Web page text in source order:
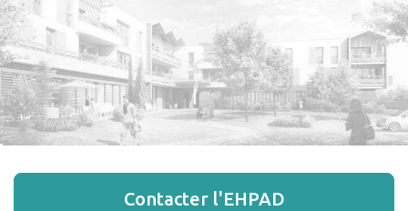
Contacter l'EHPAD